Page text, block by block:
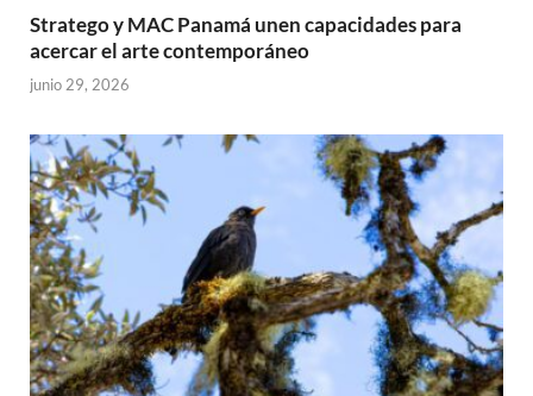
Stratego y MAC Panamá unen capacidades para
acercar el arte contemporáneo
junio 29, 2026